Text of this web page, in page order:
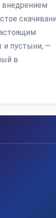
внедрением
и пустыни, —
в